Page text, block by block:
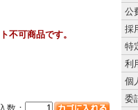
不可商品です。
公
採
特
利
個
委